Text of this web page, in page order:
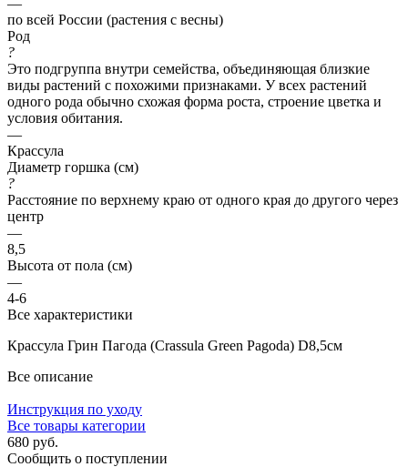
по всей России (растения с весны)
Род
?
Это подгруппа внутри семейства, объединяющая близкие
виды растений с похожими признаками. У всех растений
одного рода обычно схожая форма роста, строение цветка и
условия обитания.
—
Крассула
Диаметр горшка (см)
?
Расстояние по верхнему краю от одного края до другого через
центр
—
8,5
Высота от пола (см)
—
4-6
Все характеристики
Крассула Грин Пагода (Crassula Green Pagoda) D8,5см
Все описание
Инструкция по уходу
Все товары категории
680 руб.
Сообщить о поступлении